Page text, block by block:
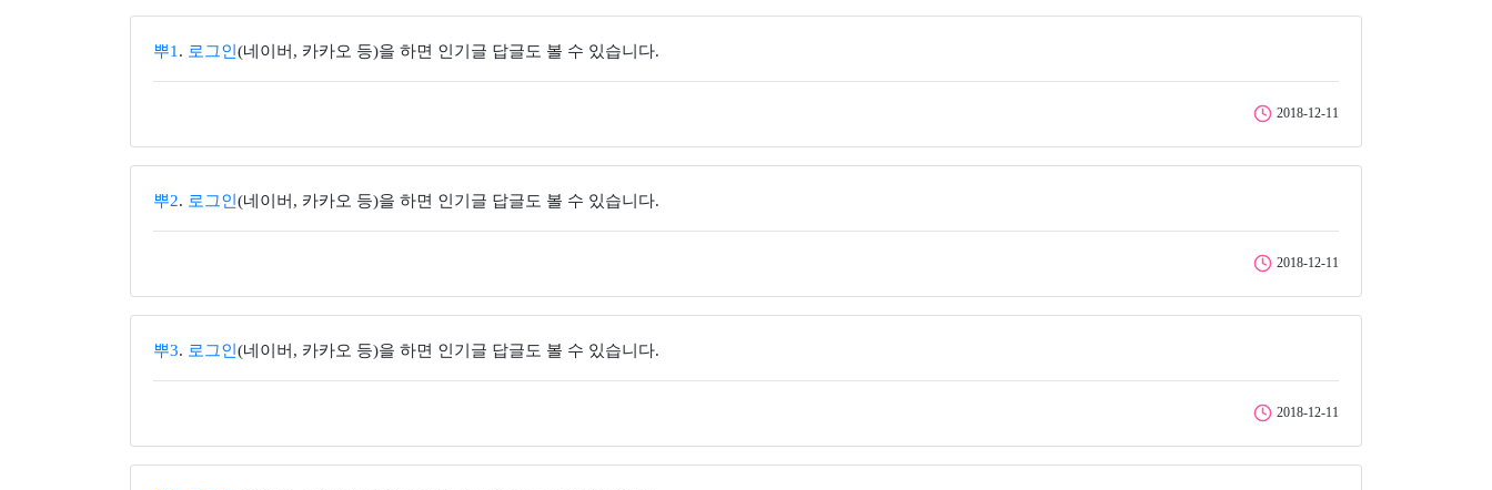
뿌1 . 로그인 (네이버, 카카오 등)을 하면 인기글 답글도 볼 수 있습니다.
2018-12-11
뿌2. 로그인 (네이버, 카카오 등)을 하면 인기글 답글도 볼 수 있습니다.
2018-12-11
뿌3. 로그인 (네이버, 카카오 등)을 하면 인기글 답글도 볼 수 있습니다.
2018-12-11